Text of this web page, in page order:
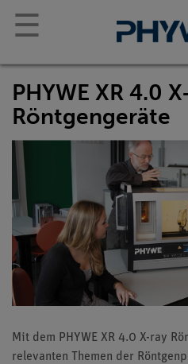
☰
PHYWE XR 4.0
Röntgengeräte
Mit dem PHYWE XR 4.0 X-ray
relevanten Themen der